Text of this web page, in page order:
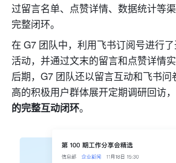
过留言名单、点赞详情、数据统计等
完整闭环。
在 G7 团队中，利用飞书订阅号进行
活动，并通过文末的留言和点赞详情
后期，G7 团队还以留言互动和飞书
高的积极用户群体展开定期调研回访，
的完整互动闭环。